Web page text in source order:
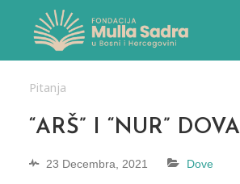
Pitanja
“ARŠ” I “NUR” DOVA
23 Decembra, 2021 Dove